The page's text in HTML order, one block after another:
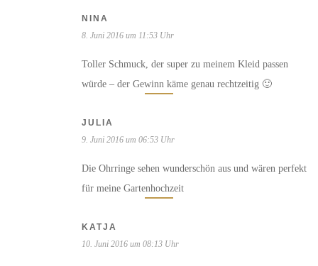
NINA
8. Juni 2016 um 11:53 Uhr
Toller Schmuck, der super zu meinem Kleid passen
würde – der Gewinn käme genau rechtzeitig 🙂
JULIA
9. Juni 2016 um 06:53 Uhr
Die Ohrringe sehen wunderschön aus und wären perfekt
für meine Gartenhochzeit
KATJA
10. Juni 2016 um 08:13 Uhr